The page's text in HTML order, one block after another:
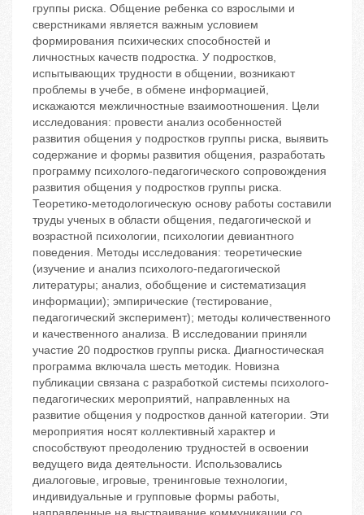
группы риска. Общение ребенка со взрослыми и
сверстниками является важным условием
формирования психических способностей и
личностных качеств подростка. У подростков,
испытывающих трудности в общении, возникают
проблемы в учебе, в обмене информацией,
искажаются межличностные взаимоотношения. Цели
исследования: провести анализ особенностей
развития общения у подростков группы риска, выявить
содержание и формы развития общения, разработать
программу психолого-педагогического сопровождения
развития общения у подростков группы риска.
Теоретико-методологическую основу работы составили
труды ученых в области общения, педагогической и
возрастной психологии, психологии девиантного
поведения. Методы исследования: теоретические
(изучение и анализ психолого-педагогической
литературы; анализ, обобщение и систематизация
информации); эмпирические (тестирование,
педагогический эксперимент); методы количественного
и качественного анализа. В исследовании приняли
участие 20 подростков группы риска. Диагностическая
программа включала шесть методик. Новизна
публикации связана с разработкой системы психолого-
педагогических мероприятий, направленных на
развитие общения у подростков данной категории. Эти
мероприятия носят коллективный характер и
способствуют преодолению трудностей в освоении
ведущего вида деятельности. Использовались
диалоговые, игровые, тренинговые технологии,
индивидуальные и групповые формы работы,